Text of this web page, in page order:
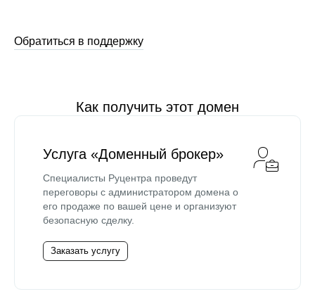
Обратиться в поддержку
Как получить этот домен
Услуга «Доменный брокер»
Специалисты Руцентра проведут
переговоры с администратором домена о
его продаже по вашей цене и организуют
безопасную сделку.
Заказать услугу